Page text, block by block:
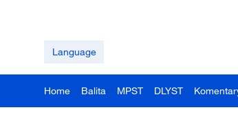
Language
Home Balita MPST DLYST